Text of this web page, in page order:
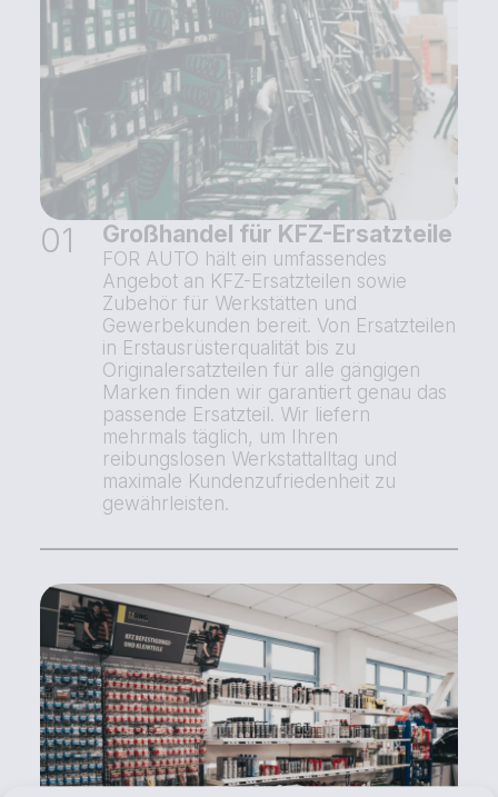
01 Großhandel für KFZ-Ersatzteile
FOR AUTO hält ein umfassendes
Angebot an KFZ-Ersatzteilen sowie
Zubehör für Werkstätten und
Gewerbekunden bereit. Von Ersatzteilen
in Erstausrüsterqualität bis zu
Originalersatzteilen für alle gängigen
Marken finden wir garantiert genau das
passende Ersatzteil. Wir liefern
mehrmals täglich, um Ihren
reibungslosen Werkstattalltag und
maximale Kundenzufriedenheit zu
gewährleisten.